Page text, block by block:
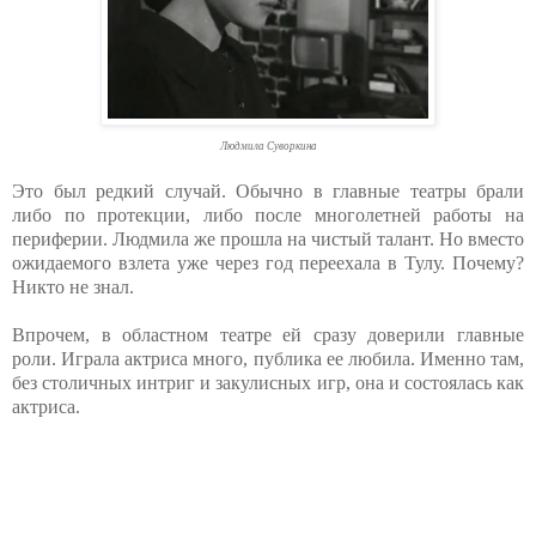
Людмила Суворкина
Это был редкий случай. Обычно в главные театры брали
либо по протекции, либо после многолетней работы на
периферии. Людмила же прошла на чистый талант. Но вместо
ожидаемого взлета уже через год переехала в Тулу. Почему?
Никто не знал.
Впрочем, в областном театре ей сразу доверили главные
роли. Играла актриса много, публика ее любила. Именно там,
без столичных интриг и закулисных игр, она и состоялась как
актриса.